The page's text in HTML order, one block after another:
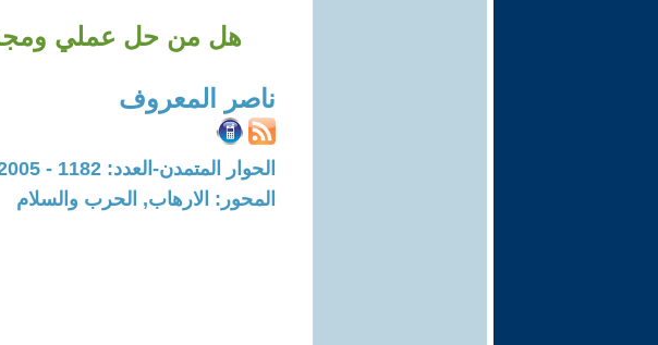
هل من حل عملي
ناصر المعروف
الحوار المتمدن-العدد: 1182 - 2005 / 4 / 29 - 09:29
المحور: الارهاب, الحرب والسلام